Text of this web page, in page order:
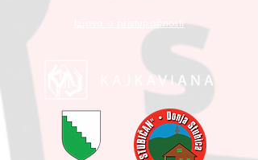
Izjava o pristupačnosti